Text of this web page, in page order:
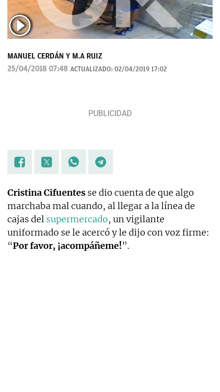
MANUEL CERDÁN Y M.A RUIZ
25/04/2018 07:48 ACTUALIZADO: 02/04/2019 17:02
Cristina Cifuentes se dio cuenta de que algo
marchaba mal cuando, al llegar a la línea de
cajas del supermercado, un vigilante
uniformado se le acercó y le dijo con voz firme:
“Por favor, ¡acompáñeme!”.